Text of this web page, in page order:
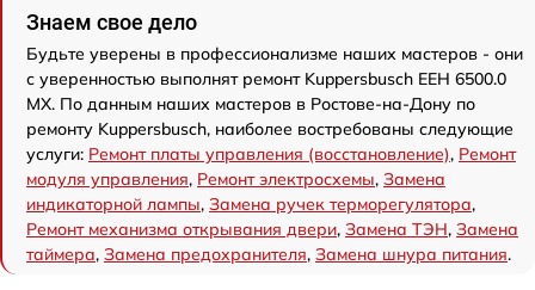
Знаем свое дело
Будьте уверены в профессионализме наших мастеров - они
с уверенностью выполнят ремонт Kuppersbusch EEH 6500.0
MX. По данным наших мастеров в Ростове-на-Дону по
ремонту Kuppersbusch, наиболее востребованы следующие
услуги: Ремонт платы управления (восстановление), Ремонт
модуля управления, Ремонт электросхемы, Замена
индикаторной лампы, Замена ручек терморегулятора,
Ремонт механизма открывания двери, Замена ТЭН, Замена
таймера, Замена предохранителя, Замена шнура питания.